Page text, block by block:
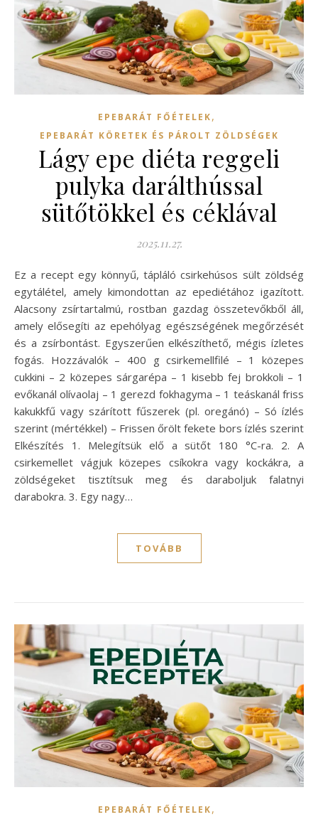
EPEBARÁT FŐÉTELEK,
EPEBARÁT KÖRETEK ÉS PÁROLT ZÖLDSÉGEK
Lágy epe diéta reggeli
pulyka darálthússal
sütőtökkel és céklával
2025.11.27.
Ez a recept egy könnyű, tápláló csirkehúsos sült zöldség
egytálétel, amely kimondottan az epediétához igazított.
Alacsony zsírtartalmú, rostban gazdag összetevőkből áll,
amely elősegíti az epehólyag egészségének megőrzését
és a zsírbontást. Egyszerűen elkészíthető, mégis ízletes
fogás. Hozzávalók – 400 g csirkemellfilé – 1 közepes
cukkini – 2 közepes sárgarépa – 1 kisebb fej brokkoli – 1
evőkanál olívaolaj – 1 gerezd fokhagyma – 1 teáskanál friss
kakukkfű vagy szárított fűszerek (pl. oregánó) – Só ízlés
szerint (mértékkel) – Frissen őrölt fekete bors ízlés szerint
Elkészítés 1. Melegítsük elő a sütőt 180 °C-ra. 2. A
csirkemellet vágjuk közepes csíkokra vagy kockákra, a
zöldségeket tisztítsuk meg és daraboljuk falatnyi
darabokra. 3. Egy nagy…
TOVÁBB
EPEBARÁT FŐÉTELEK,